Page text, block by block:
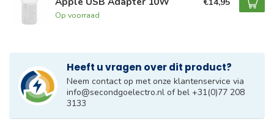
Op voorraad
Heeft u vragen over dit product?
Neem contact op met onze klantenservice via
info@secondgoelectro.nl of bel +31(0)77 208
3133